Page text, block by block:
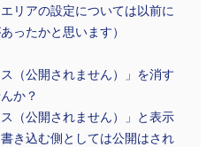
リアの設定については以前に
ったかと思います）
ス（公開されません）」を消す
か？
ス（公開されません）」と表示
き込む側としては公開はされ